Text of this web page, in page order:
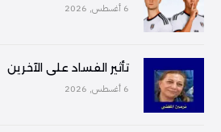
6 أغسطس, 2026
تأثير الفساد على الآخرين
6 أغسطس, 2026